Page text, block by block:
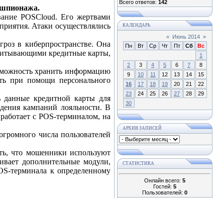
POSCloud. Его жертвами
Атаки осуществлялись
в киберпространстве. Она
кредитные карты,
хранить информацию
при помощи персонального
данные кредитной карты для
кампаний лояльности. В
с POS-терминалом, на
числа пользователей
что мошенники используют
дополнительные модули,
терминала к определенному
Всего ответов: 142
КАЛЕНДАРЬ
« Июнь 2014 »
Пн
Вт Ср Чт Пт Сб
Вс
1
2
3 4 5 6 7
8
9
10 11 12 13 14
15
16
17 18 19 20 21
22
23
24 25 26 27 28
29
30
АРХИВ ЗАПИСЕЙ
СТАТИСТИКА
Онлайн всего: 5
Гостей: 5
Пользователей: 0